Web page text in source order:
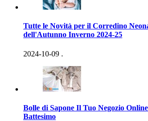
Tutte le Novità per il Corredino
dell'Autunno Inverno 2024-25
2024-10-09 .
Bolle di Sapone Il Tuo Negozio
Battesimo